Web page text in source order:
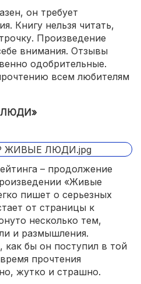
он требует
Книгу нельзя читать,
Произведение
внимания. Отзывы
одобрительные.
всем любителям
– продолжение
«Живые
пишет о серьезных
от страницы к
несколько тем,
и размышления.
как бы он поступил в той
прочтения
жутко и страшно.